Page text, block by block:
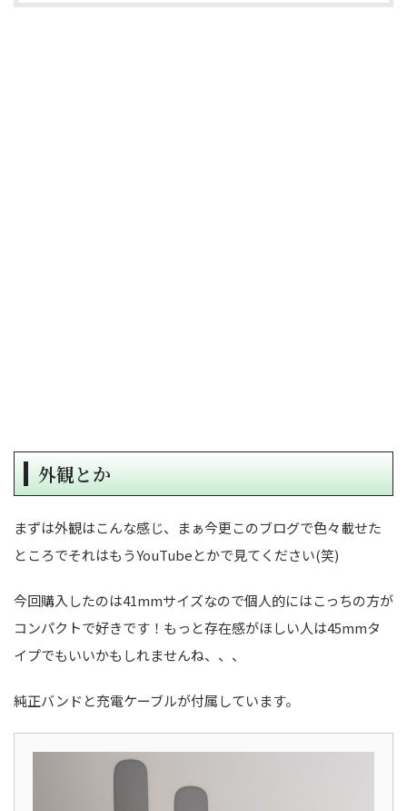
外観とか
まずは外観はこんな感じ、まぁ今更このブログで色々載せた
ところでそれはもうYouTubeとかで見てください(笑)
今回購入したのは41mmサイズなので個人的にはこっちの方が
コンパクトで好きです！もっと存在感がほしい人は45mmタ
イプでもいいかもしれませんね、、、
純正バンドと充電ケーブルが付属しています。